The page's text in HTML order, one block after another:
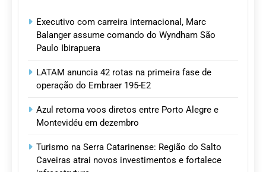
Executivo com carreira internacional, Marc
Balanger assume comando do Wyndham São
Paulo Ibirapuera
LATAM anuncia 42 rotas na primeira fase de
operação do Embraer 195-E2
Azul retoma voos diretos entre Porto Alegre e
Montevidéu em dezembro
Turismo na Serra Catarinense: Região do Salto
Caveiras atrai novos investimentos e fortalece